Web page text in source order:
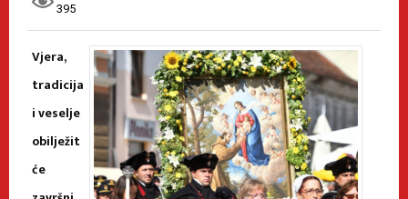
395
Vjera,
tradicija
i veselje
obilježit
će